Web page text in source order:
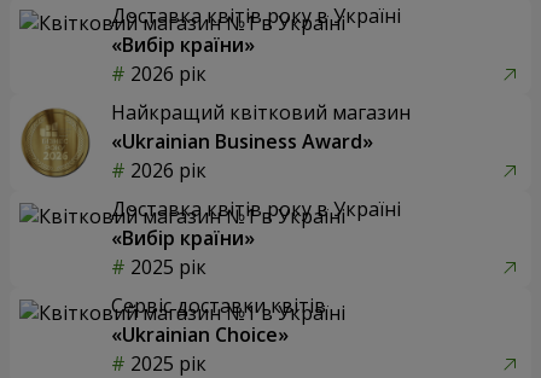
Доставка квітів року в Україні
«Вибір країни»
2026 рік
Найкращий квітковий магазин
«Ukrainian Business Award»
2026 рік
Доставка квітів року в Україні
«Вибір країни»
2025 рік
Сервіс доставки квітів
«Ukrainian Choice»
2025 рік